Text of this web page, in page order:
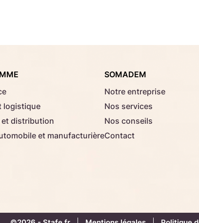
Télécharger
logistique
et distribution
et manufacturière
SOMADEM
Notre entreprise
Nos services
Nos conseils
Contact